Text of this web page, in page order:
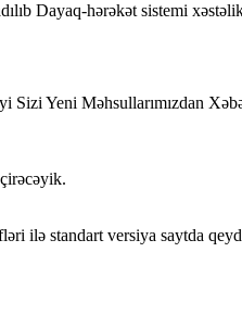
Dayaq-hərəkət sistemi
Yeni Məhsullarımızdan
ilə standart versiya saytda